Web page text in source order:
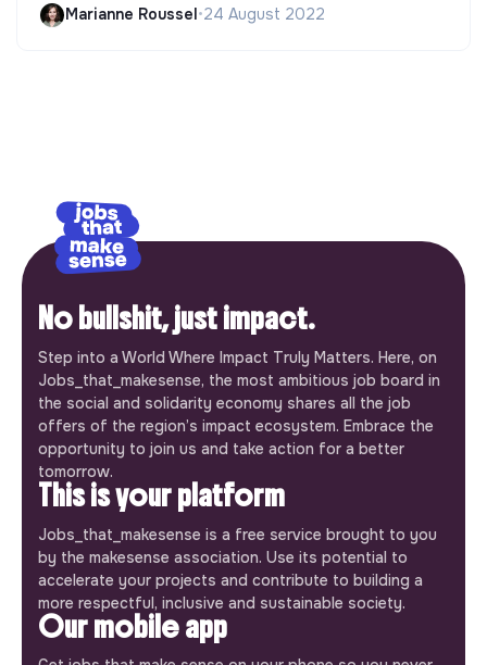
Marianne Roussel•24 August 2022
No bullshit, just impact.
Step into a World Where Impact Truly Matters. Here, on
Jobs_that_makesense, the most ambitious job board in
the social and solidarity economy shares all the job
offers of the region’s impact ecosystem. Embrace the
opportunity to join us and take action for a better
tomorrow.
This is your platform
Jobs_that_makesense is a free service brought to you
by the makesense association. Use its potential to
accelerate your projects and contribute to building a
more respectful, inclusive and sustainable society.
Our mobile app